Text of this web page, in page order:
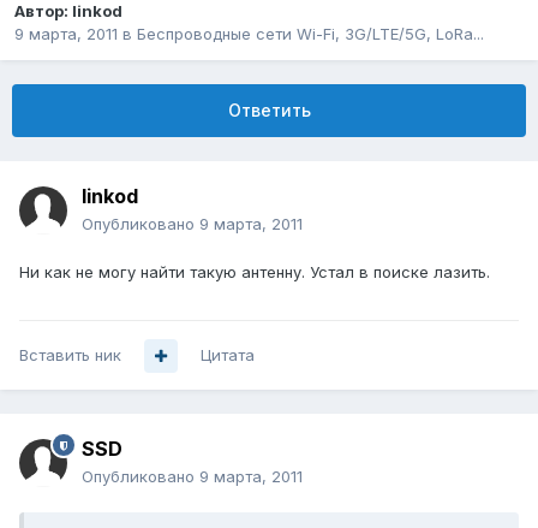
Автор: linkod
9 марта, 2011 в Беспроводные сети Wi-Fi, 3G/LTE/5G, LoRa...
Ответить
linkod
Опубликовано 9 марта, 2011
Ни как не могу найти такую антенну. Устал в поиске лазить.
Вставить ник Цитата
SSD
Опубликовано 9 марта, 2011